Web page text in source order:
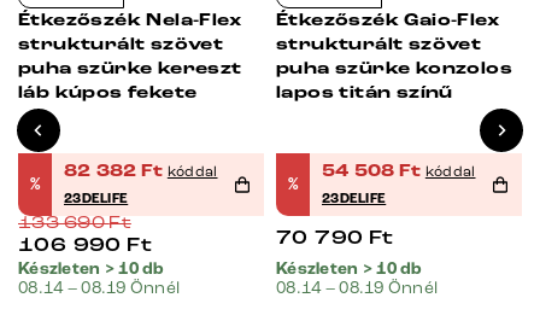
Étkezőszék Nela-Flex
strukturált szövet
puha szürke kereszt
láb kúpos fekete
%
82 382 Ft kóddal
23DELIFE
133 690Ft
106 990 Ft
Készleten > 10 db
08.14 – 08.19 Önnél
Étkezőszék Gaio-Flex
strukturált szövet
puha szürke konzolos
lapos titán színű
%
54 508 Ft kóddal
23DELIFE
70 790 Ft
Készleten > 10 db
08.14 – 08.19 Önnél